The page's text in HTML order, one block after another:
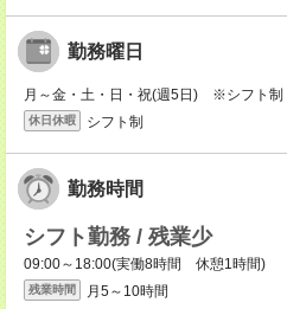
勤務曜日
月～金・土・日・祝(週5日) ※シフト制
休日休暇 シフト制
勤務時間
シフト勤務 / 残業少
09:00～18:00(実働8時間 休憩1時間)
残業時間 月5～10時間